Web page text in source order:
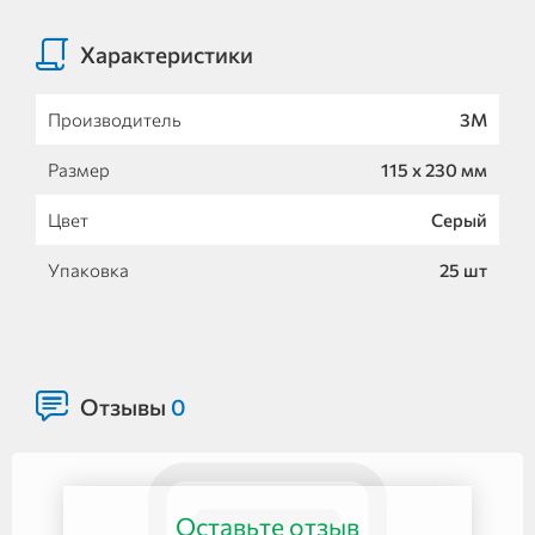
Характеристики
Производитель 3М
Размер 115 х 230 мм
Цвет Серый
Упаковка 25 шт
Отзывы 0
Оставьте отзыв